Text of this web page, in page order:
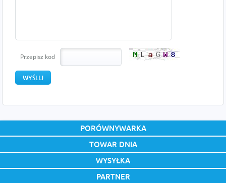
Przepisz kod
PORÓWNYWARKA
TOWAR DNIA
WYSYŁKA
PARTNER